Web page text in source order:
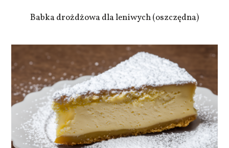
Babka drożdżowa dla leniwych (oszczędna)